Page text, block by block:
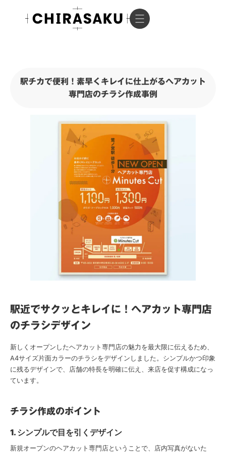
駅チカで便利！素早くキレイに仕上がるヘアカット
専門店のチラシ作成事例
駅近でサクッとキレイに！ヘアカット専門店
のチラシデザイン
新しくオープンしたヘアカット専門店の魅力を最大限に伝えるため、
A4サイズ片面カラーのチラシをデザインしました。シンプルかつ印象
に残るデザインで、店舗の特長を明確に伝え、来店を促す構成になっ
ています。
チラシ作成のポイント
1. シンプルで目を引くデザイン
新規オープンのヘアカット専門店ということで、店内写真がないた